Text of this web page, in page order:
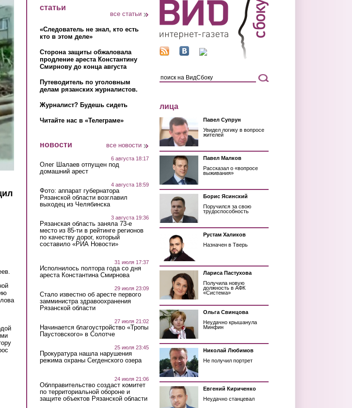
статьи
все статьи
«Следователь не знал, кто есть
кто в этом деле»
Сторона защиты обжаловала
продление ареста Константину
Смирнову до конца августа
Путеводитель по уголовным
делам рязанских журналистов.
Журналист? Будешь сидеть
Читайте нас в «Телеграме»
новости все новости
6 августа 18:17
Олег Шалаев отпущен под
домашний арест
4 августа 18:59
Фото: аппарат губернатора
Рязанской области возглавил
выходец из Челябинска
3 августа 19:36
Рязанская область заняла 73-е
место из 85-ти в рейтинге регионов
по качеству дорог, который
составило «РИА Новости»
31 июля 17:37
Исполнилось полтора года со дня
ареста Константина Смирнова
29 июля 23:09
Стало известно об аресте первого
замминистра здравоохранения
Рязанской области
27 июля 21:02
Начинается благоустройство «Тропы
Паустовского» в Солотче
25 июля 23:45
Прокуратура нашла нарушения
режима охраны Сегденского озера
24 июля 21:06
Облправительство создаст комитет
по территориальной обороне и
защите объектов Рязанской области
лица
Павел Супрун
Увидел логику в вопросе
жителей
Павел Малков
Рассказал о «вопросе
выживания»
Борис Ясинский
Поручился за свою
трудоспособность
Рустам Халиков
Назначен в Тверь
Лариса Пастухова
Получила новую
должность в АФК
«Система»
Ольга Свинцова
Неудачно крышанула
Минфин
Николай Любимов
Не получил портрет
Евгений Кириченко
Неудачно станцевал